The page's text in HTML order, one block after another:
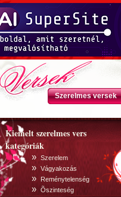
Szerelmes versek
Kiemelt szerelmes vers
kategóriák
» Szerelem
» Vágyakozás
» Reménytelenség
» Õszinteség